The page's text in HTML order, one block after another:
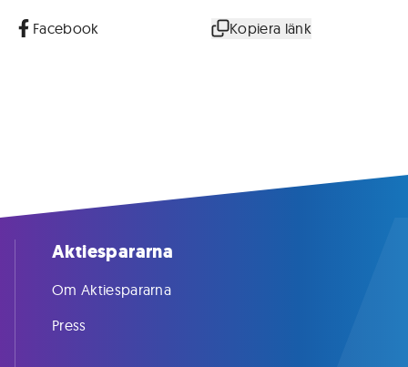
Facebook Kopiera länk
Aktiespararna
Om Aktiespararna
Press